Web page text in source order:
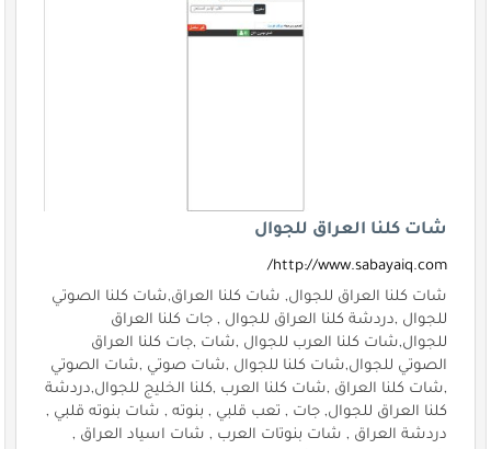
شات كلنا العراق للجوال
http://www.sabayaiq.com/
شات كلنا العراق للجوال, شات كلنا العراق,شات كلنا الصوتي
للجوال ,دردشة كلنا العراق للجوال , جات كلنا العراق
للجوال,شات كلنا العرب للجوال ,شات ,جات كلنا العراق
الصوتي للجوال,شات كلنا للجوال ,شات صوتي ,شات الصوتي
,شات كلنا العراق ,شات كلنا العرب ,كلنا الخليج للجوال,دردشة
كلنا العراق للجوال, جات , تعب قلبي , بنوته , شات بنوته قلبي ,
دردشة العراق , شات بنوتات العرب , شات اسياد العراق ,